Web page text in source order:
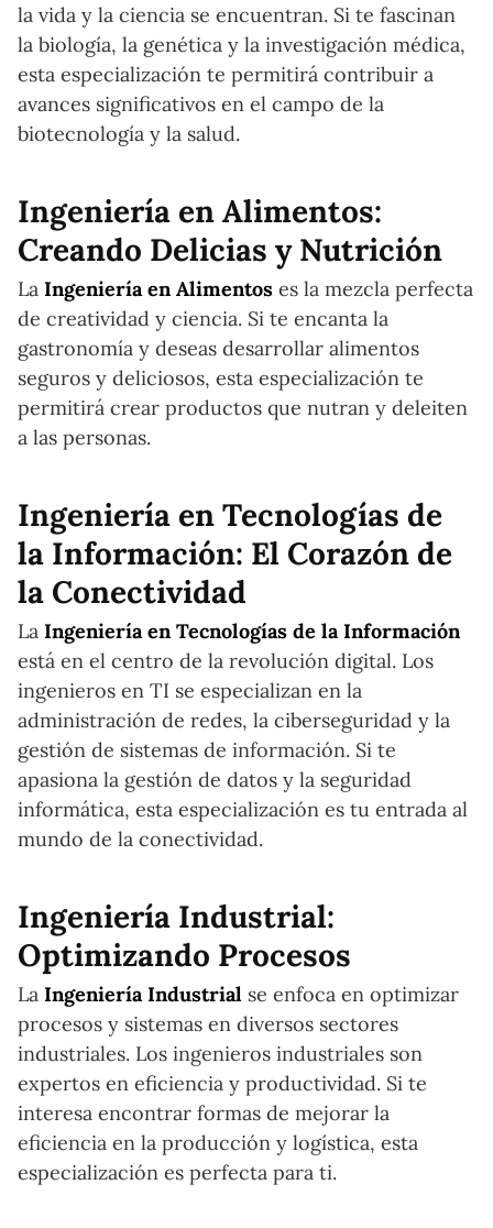
la vida y la ciencia se encuentran. Si te fascinan
la biología, la genética y la investigación médica,
esta especialización te permitirá contribuir a
avances significativos en el campo de la
biotecnología y la salud.
Ingeniería en Alimentos:
Creando Delicias y Nutrición
La Ingeniería en Alimentos es la mezcla perfecta
de creatividad y ciencia. Si te encanta la
gastronomía y deseas desarrollar alimentos
seguros y deliciosos, esta especialización te
permitirá crear productos que nutran y deleiten
a las personas.
Ingeniería en Tecnologías de
la Información: El Corazón de
la Conectividad
La Ingeniería en Tecnologías de la Información
está en el centro de la revolución digital. Los
ingenieros en TI se especializan en la
administración de redes, la ciberseguridad y la
gestión de sistemas de información. Si te
apasiona la gestión de datos y la seguridad
informática, esta especialización es tu entrada al
mundo de la conectividad.
Ingeniería Industrial:
Optimizando Procesos
La Ingeniería Industrial se enfoca en optimizar
procesos y sistemas en diversos sectores
industriales. Los ingenieros industriales son
expertos en eficiencia y productividad. Si te
interesa encontrar formas de mejorar la
eficiencia en la producción y logística, esta
especialización es perfecta para ti.